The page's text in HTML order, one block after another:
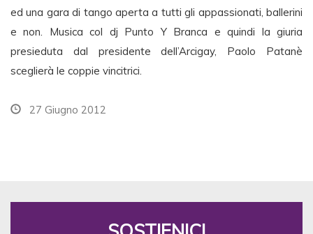
ed una gara di tango aperta a tutti gli appassionati, ballerini
e non. Musica col dj Punto Y Branca e quindi la giuria
presieduta dal presidente dell’Arcigay, Paolo Patanè
sceglierà le coppie vincitrici.
27 Giugno 2012